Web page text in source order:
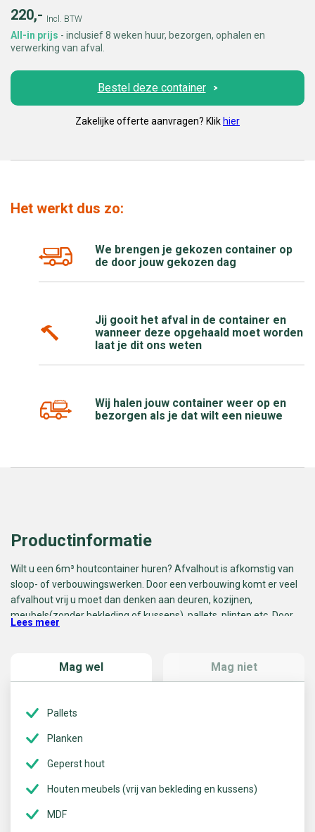
220,- Incl. BTW
All-in prijs - inclusief 8 weken huur, bezorgen, ophalen en
verwerking van afval.
Bestel deze container
Zakelijke offerte aanvragen? Klik hier
Het werkt dus zo:
We brengen je gekozen container op
de door jouw gekozen dag
Jij gooit het afval in de container en
wanneer deze opgehaald moet worden
laat je dit ons weten
Wij halen jouw container weer op en
bezorgen als je dat wilt een nieuwe
Productinformatie
Wilt u een 6m³ houtcontainer huren? Afvalhout is afkomstig van
sloop- of verbouwingswerken. Door een verbouwing komt er veel
afvalhout vrij u moet dan denken aan deuren, kozijnen,
meubels(zonder bekleding of kussens), pallets, plinten etc. Door
op een snelle, gemakkelijke en goedkope manier kunt bij BM
gemakkelijke manier uw houtafval op een verantwoorde wijze af
afgesproken dag en tijd uw container brengen. Wij plaatsen uw
houtcontainer dan bijvoorbeeld op de oprit of parkeerplaats, waar
aanwezig te zijn, zodat uw container op de gewenste plek
Lees meer
Mag wel Mag niet
Pallets
Planken
Geperst hout
Houten meubels (vrij van bekleding en kussens)
MDF